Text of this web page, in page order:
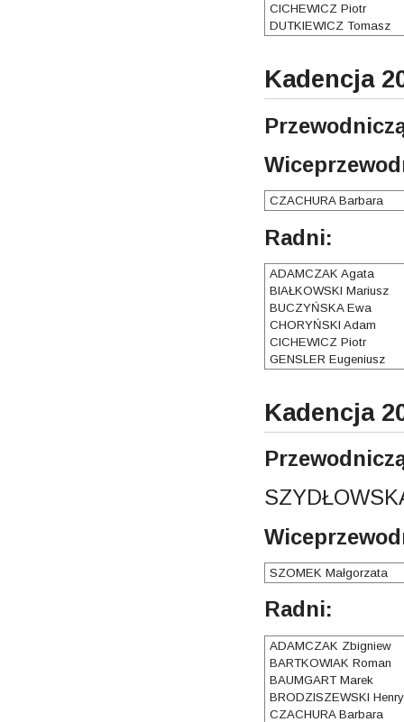
CICHEWICZ Piotr
DUTKIEWICZ Tomasz
Kadencja
CZACHURA Barbara
Radni:
ADAMCZAK Agata
BIAŁKOWSKI Mariusz
BUCZYŃSKA Ewa
CHORYŃSKI Adam
CICHEWICZ Piotr
GENSLER Eugeniusz
Kadencja
SZOMEK Małgorzata
Radni:
ADAMCZAK Zbigniew
BARTKOWIAK Roman
BAUMGART Marek
BRODZISZEWSKI
CZACHURA Barbara